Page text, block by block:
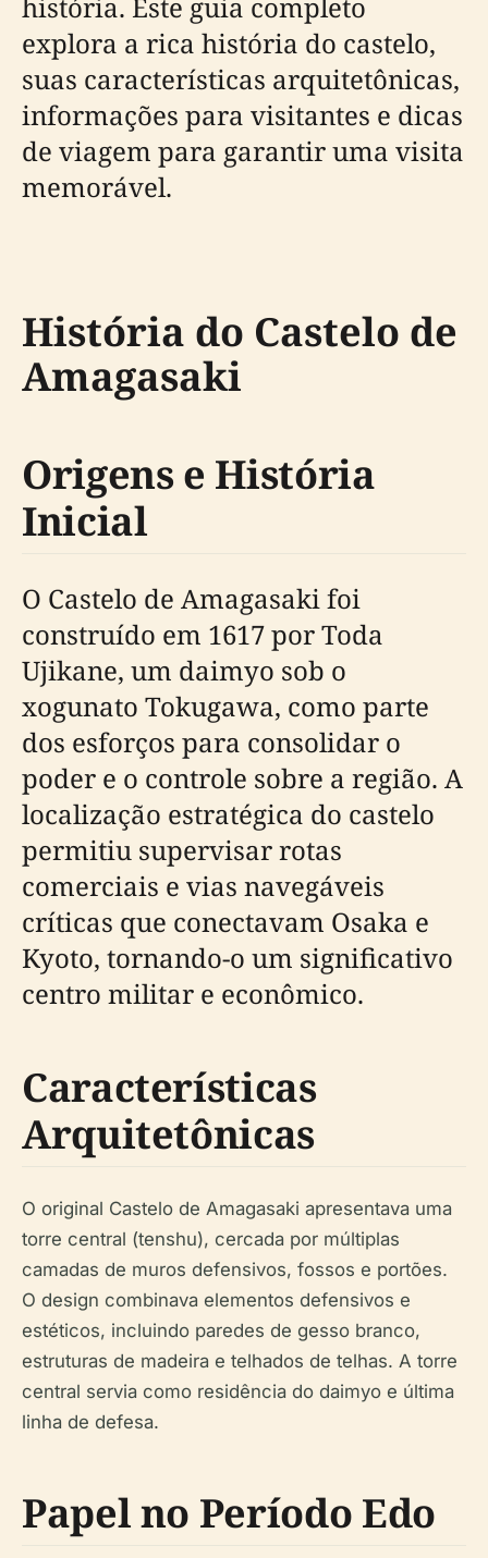
explora a rica história do castelo,
suas características arquitetônicas,
informações para visitantes e dicas
de viagem para garantir uma visita
memorável.
História do Castelo de
Amagasaki
Origens e História
Inicial
O Castelo de Amagasaki foi
construído em 1617 por Toda
Ujikane, um daimyo sob o
xogunato Tokugawa, como parte
dos esforços para consolidar o
poder e o controle sobre a região. A
localização estratégica do castelo
permitiu supervisar rotas
comerciais e vias navegáveis
críticas que conectavam Osaka e
Kyoto, tornando-o um significativo
centro militar e econômico.
Características
Arquitetônicas
O original Castelo de Amagasaki apresentava uma
torre central (tenshu), cercada por múltiplas
camadas de muros defensivos, fossos e portões.
O design combinava elementos defensivos e
estéticos, incluindo paredes de gesso branco,
estruturas de madeira e telhados de telhas. A torre
central servia como residência do daimyo e última
linha de defesa.
Papel no Período Edo